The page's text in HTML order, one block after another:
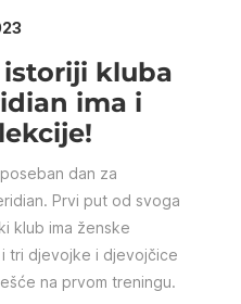
kluba
ima i
dan za
Prvi put od svoga
klub ima ženske
tri djevojke i djevojčice
na prvom treningu.